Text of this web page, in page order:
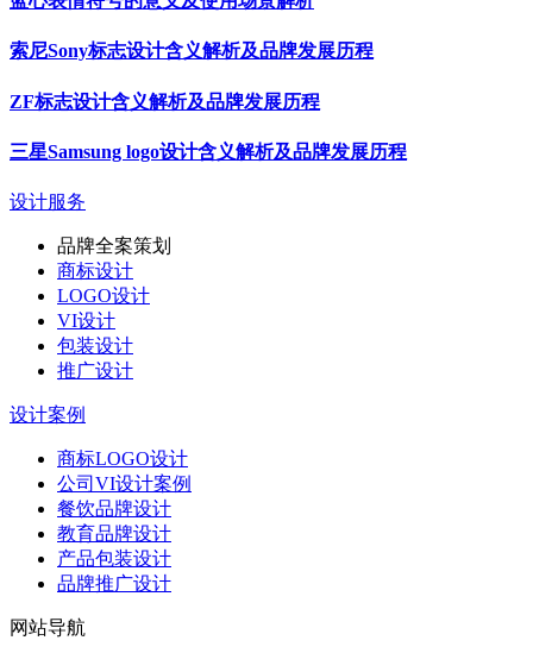
索尼Sony标志设计含义解析及品牌发展历程
ZF标志设计含义解析及品牌发展历程
三星Samsung logo设计含义解析及品牌发展历程
设计服务
品牌全案策划
商标设计
LOGO设计
VI设计
包装设计
推广设计
设计案例
商标LOGO设计
公司VI设计案例
餐饮品牌设计
教育品牌设计
产品包装设计
品牌推广设计
网站导航